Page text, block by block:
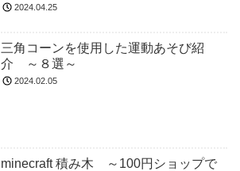
2024.04.25
三角コーンを使用した運動あそび紹
介 ～８選～
2024.02.05
minecraft 積み木 ～100円ショップで